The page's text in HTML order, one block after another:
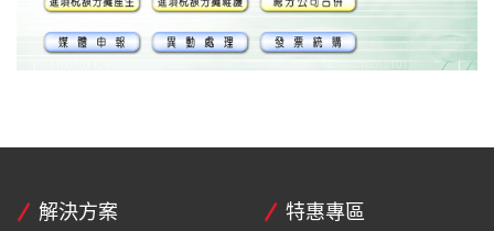
解決方案 特惠專區